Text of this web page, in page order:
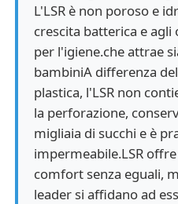
L'LSR è non poroso e
crescita batterica e
per l'igiene.che attrae
bambiniA differenza
plastica, l'LSR non
la perforazione,
migliaia di succhi e è
impermeabile.LSR
comfort senza eguali,
leader si affidano ad